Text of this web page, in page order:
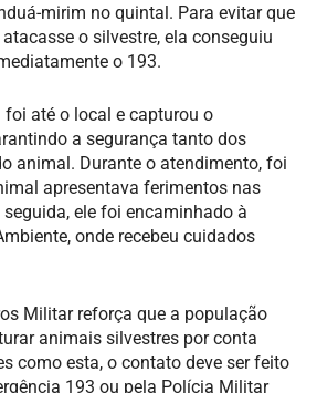
mirim no quintal. Para evitar que
o silvestre, ela conseguiu
o 193.
até o local e capturou o
a segurança tanto dos
animal. Durante o atendimento, foi
apresentava ferimentos nas
ele foi encaminhado à
onde recebeu cuidados
Militar reforça que a população
animais silvestres por conta
como esta, o contato deve ser feito
193 ou pela Polícia Militar